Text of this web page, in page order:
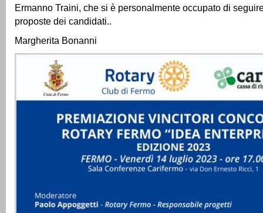
Ermanno Traini, che si è personalmente occupato di
proposte dei candidati..
Margherita Bonanni